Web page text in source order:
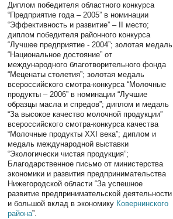
Диплом победителя областного конкурса
“Предприятие года – 2005” в номинации
“Эффективность и развитие” – II место;
диплом победителя районного конкурса
“Лучшее предприятие - 2004”; золотая медаль
“Национальное достояние” от
международного благотворительного фонда
“Меценаты столетия”; золотая медаль
всероссийского смотра-конкурса “Молочные
продукты – 2006” в номинации “Лучшие
образцы масла и спредов”; диплом и медаль
“За высокое качество молочной продукции”
всероссийского смотра-конкурса качества
“Молочные продукты XXI века”; диплом и
медаль международной выставки
“Экологически чистая продукция”;
Благодарственное письмо от министерства
экономики и развития предпринимательства
Нижегородской области “За успешное
развитие предпринимательской деятельности
и большой вклад в экономику Ковернинского
района”.